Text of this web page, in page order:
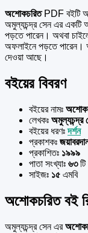
অশোকচরিতPDF বইটি
অমুল্যচন্দ্র সেন এর একটি
পড়তে পারেন। অথবা
অফলাইনে পড়তে পারেন।
দেওয়া আছে।
বইয়ের বিবরণ
বইয়ের নামঃ
লেখকঃ অমুল্যচন্দ্র
বইয়ের ধরণঃদর্শন
প্রকাশকঃ
প্রকাশিতঃ ১৯৯৯
পাতা সংখ্যাঃ ৬৩টি
সাইজঃ ১৫ এমবি
অশোকচরিত বই
অমুল্যচন্দ্র সেন এর